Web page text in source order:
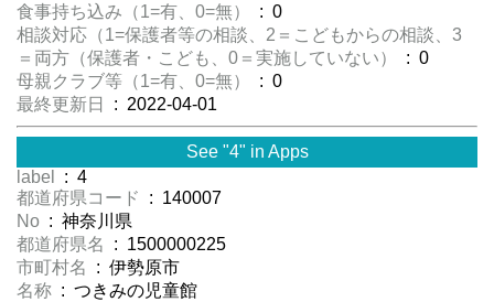
食事持ち込み（1=有、0=無）
: 0
相談対応（1=保護者等の相談、2＝こどもからの相談、3
＝両方（保護者・こども、0＝実施していない）
: 0
母親クラブ等（1=有、0=無）
: 0
最終更新日
: 2022-04-01
See "4" in Apps
label
: 4
都道府県コード
: 140007
No : 神奈川県
都道府県名
: 1500000225
市町村名
: 伊勢原市
名称 : つきみの児童館